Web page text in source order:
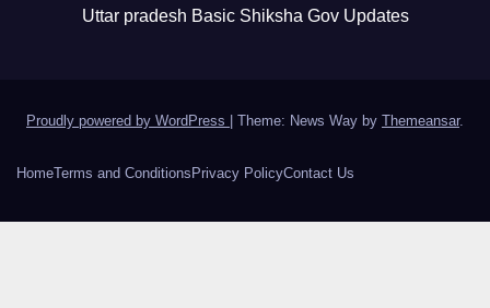
Uttar pradesh Basic Shiksha Gov Updates
Proudly powered by WordPress | Theme: News Way by Themeansar.
HomeTerms and Conditions Privacy PolicyContact Us